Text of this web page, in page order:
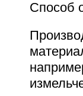
Способ